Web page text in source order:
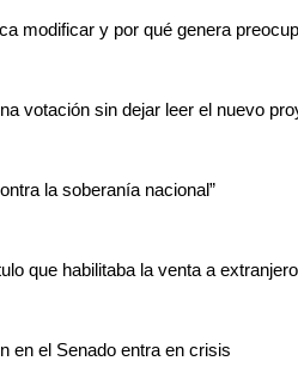
modificar y por qué genera
votación sin dejar leer el nuevo
la soberanía nacional”
que habilitaba la venta a
en el Senado entra en crisis